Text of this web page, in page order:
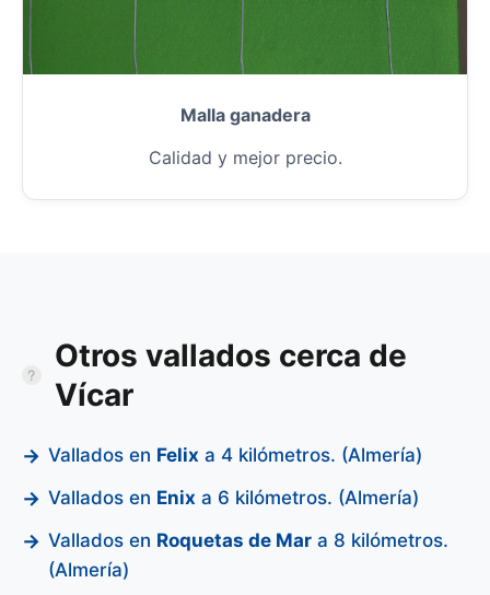
Malla ganadera
Calidad y mejor precio.
Otros vallados cerca de
Vícar
Vallados en Felix a 4 kilómetros. (Almería)
Vallados en Enix a 6 kilómetros. (Almería)
Vallados en Roquetas de Mar a 8 kilómetros.
(Almería)